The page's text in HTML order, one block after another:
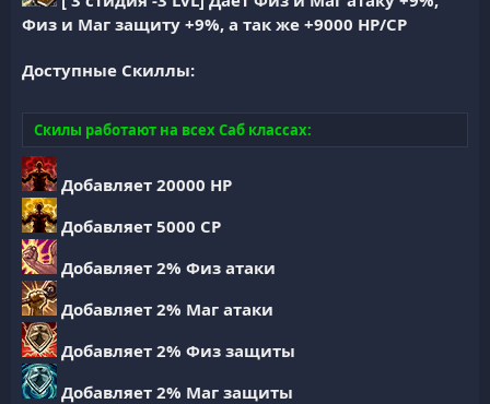
Физ и Маг защиту +9%, а так же +9000 HP/CP
Доступные Скиллы:
Скилы работают на всех Саб классах:
Добавляет 20000 HP
Добавляет 5000 CP
Добавляет 2% Физ атаки
Добавляет 2% Маг атаки
Добавляет 2% Физ защиты
Добавляет 2% Маг защиты